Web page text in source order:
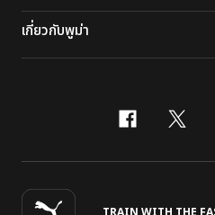
เกี่ยวกับพูม่า
x-